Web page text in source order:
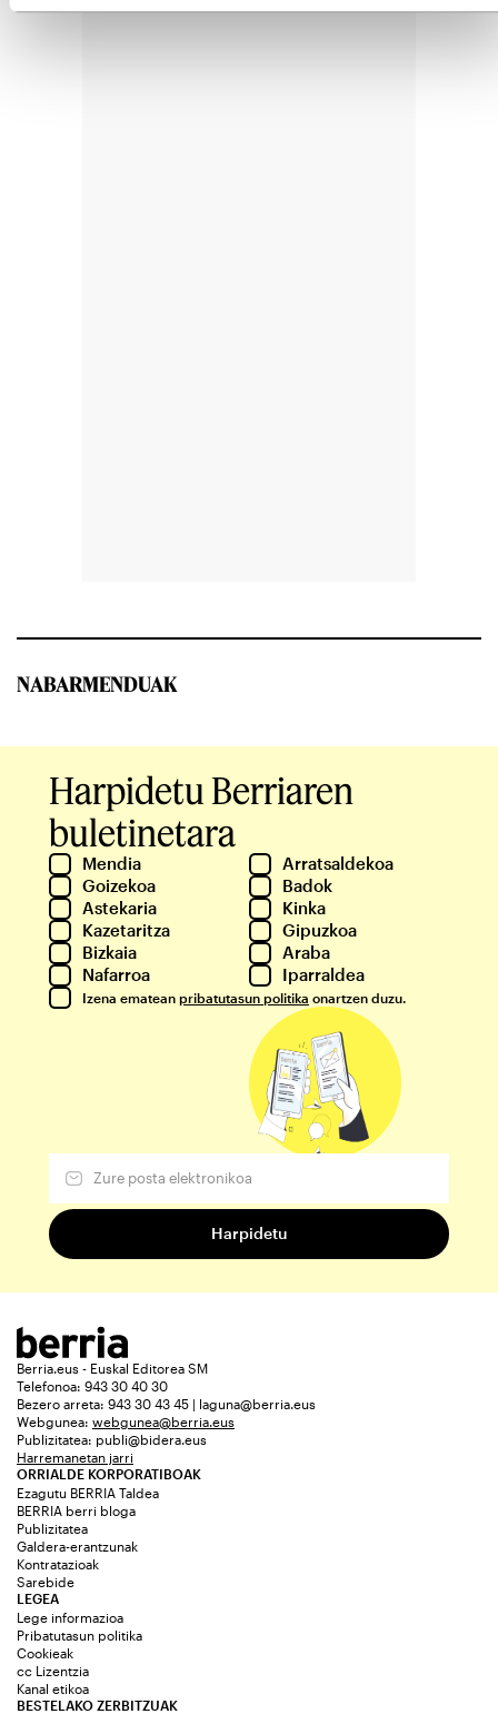
NABARMENDUAK
Harpidetu Berriaren
buletinetara
Mendia
Arratsaldekoa
Goizekoa
Badok
Astekaria
Kinka
Kazetaritza
Gipuzkoa
Bizkaia
Araba
Nafarroa
Iparraldea
Izena ematean pribatutasun politika onartzen duzu.
Berria.eus - Euskal Editorea SM
Telefonoa: 943 30 40 30
Bezero arreta: 943 30 43 45 | laguna@berria.eus
Webgunea: webgunea@berria.eus
Publizitatea: publi@bidera.eus
Harremanetan jarri
ORRIALDE KORPORATIBOAK
Ezagutu BERRIA Taldea
BERRIA berri bloga
Publizitatea
Galdera-erantzunak
Kontratazioak
Sarebide
LEGEA
Lege informazioa
Pribatutasun politika
Cookieak
cc Lizentzia
Kanal etikoa
BESTELAKO ZERBITZUAK